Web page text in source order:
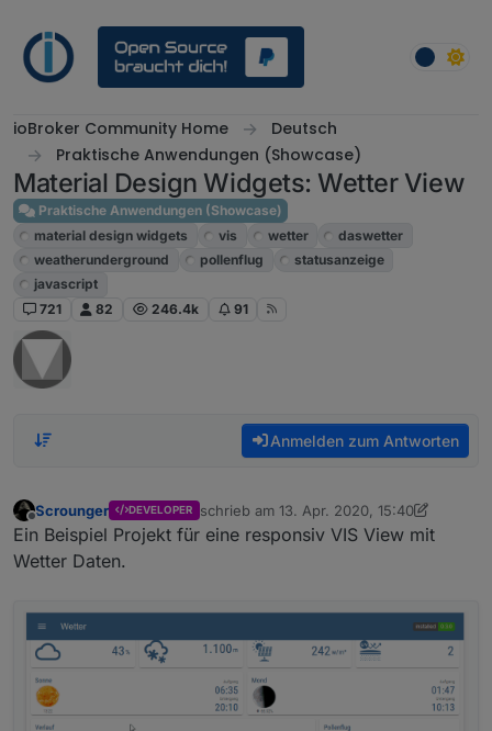
ioBroker Community Home
Deutsch
Praktische Anwendungen (Showcase)
Material Design Widgets: Wetter View
Praktische Anwendungen (Showcase)
material design widgets
vis wetter
daswetter
weatherunderground
pollenflug
statusanzeige
javascript
721
82 246.4k 91
Anmelden zum Antworten
Offline
Scrounger DEVELOPER schrieb am 13. Apr. 2020, 15:40
zuletzt editiert von Scrounger
Ein Beispiel Projekt für eine responsiv VIS View mit
Wetter Daten.